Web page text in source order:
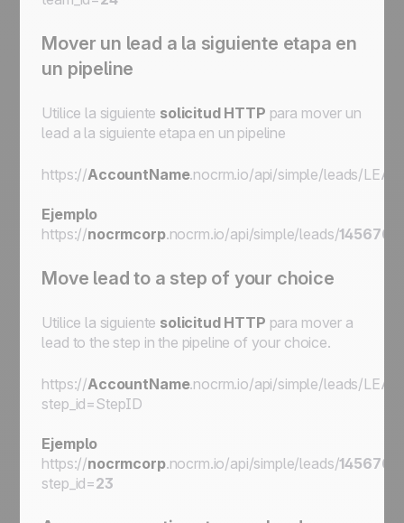
Mover un lead a la siguiente etapa en
un pipeline
Utilice la siguiente solicitud HTTP para mover un
lead a la siguiente etapa en un pipeline
https://AccountName.nocrm.io/api/simple/leads/
Ejemplo
https://nocrmcorp.nocrm.io/api/simple/leads/145676
Move lead to a step of your choice
Utilice la siguiente solicitud HTTP para mover a
lead to the step in the pipeline of your choice.
https://AccountName.nocrm.io/api/simple/leads/
step_id=StepID
Ejemplo
https://nocrmcorp.nocrm.io/api/simple/leads/145676
step_id=23